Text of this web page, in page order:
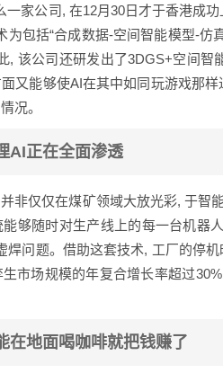
家公司, 在12月30日才于香港成
为包括“合成数据-空间智能模型-
, 该公司还研发出了3DGS+空间
又能够使AI在其中如同玩游戏那
况。
AI正在全面渗透
非仅仅在煤矿领域大放光彩, 于智
够随时对生产线上的每一台机器
焊问题。借助这套技术, 工厂的停
市场规模的年复合增长率超过
在地面喝咖啡就把钱赚了